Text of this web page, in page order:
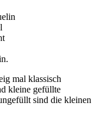
mal klassisch
kleine gefüllte
sind die kleinen